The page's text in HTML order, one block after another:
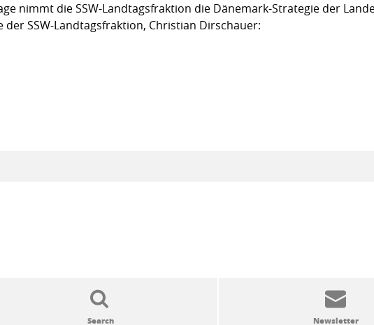
nimmt die SSW-Landtagsfraktion die Dänemark-Strategie der
SSW-Landtagsfraktion, Christian Dirschauer: